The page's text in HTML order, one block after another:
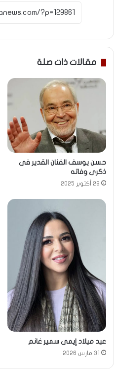
مقالات ذات صلة
حسن يوسف الفنان القدير فى
ذكرى وفاته
29 أكتوبر 2025
عيد ميلاد إيمى سمير غانم
31 مارس 2026